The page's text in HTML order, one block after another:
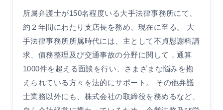
所属弁護士が150名程度いる大手法律事務所にて、
約２年間にわたり支店長を務め、現在に至る。 大
手法律事務所所属時代には、主として不貞慰謝料請
求、債務整理及び交通事故の分野に関して，通算
1000件を超える面談を行い、さまざまな悩みを抱
えられている方々を法的にサポート。 その他弁護
士業務以外にも、株式会社の取締役を務めるなど、